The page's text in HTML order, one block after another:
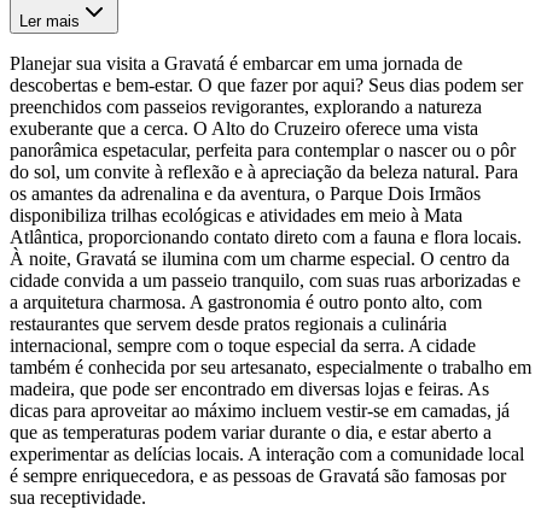
Ler mais
Planejar sua visita a Gravatá é embarcar em uma jornada de
descobertas e bem-estar. O que fazer por aqui? Seus dias podem ser
preenchidos com passeios revigorantes, explorando a natureza
exuberante que a cerca. O Alto do Cruzeiro oferece uma vista
panorâmica espetacular, perfeita para contemplar o nascer ou o pôr
do sol, um convite à reflexão e à apreciação da beleza natural. Para
os amantes da adrenalina e da aventura, o Parque Dois Irmãos
disponibiliza trilhas ecológicas e atividades em meio à Mata
Atlântica, proporcionando contato direto com a fauna e flora locais.
À noite, Gravatá se ilumina com um charme especial. O centro da
cidade convida a um passeio tranquilo, com suas ruas arborizadas e
a arquitetura charmosa. A gastronomia é outro ponto alto, com
restaurantes que servem desde pratos regionais a culinária
internacional, sempre com o toque especial da serra. A cidade
também é conhecida por seu artesanato, especialmente o trabalho em
madeira, que pode ser encontrado em diversas lojas e feiras. As
dicas para aproveitar ao máximo incluem vestir-se em camadas, já
que as temperaturas podem variar durante o dia, e estar aberto a
experimentar as delícias locais. A interação com a comunidade local
é sempre enriquecedora, e as pessoas de Gravatá são famosas por
sua receptividade.